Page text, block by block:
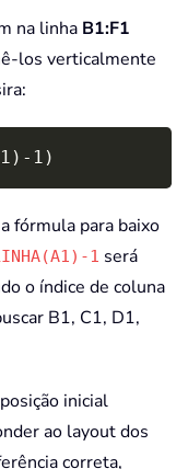
na linha B1:F1
los verticalmente
1)
fórmula para baixo
1 será
o índice de coluna
B1, C1, D1,
inicial
ao layout dos
correta,